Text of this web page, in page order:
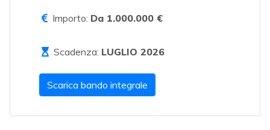
Importo: Da 1.000.000 €
Scadenza: LUGLIO 2026
Scarica bando integrale